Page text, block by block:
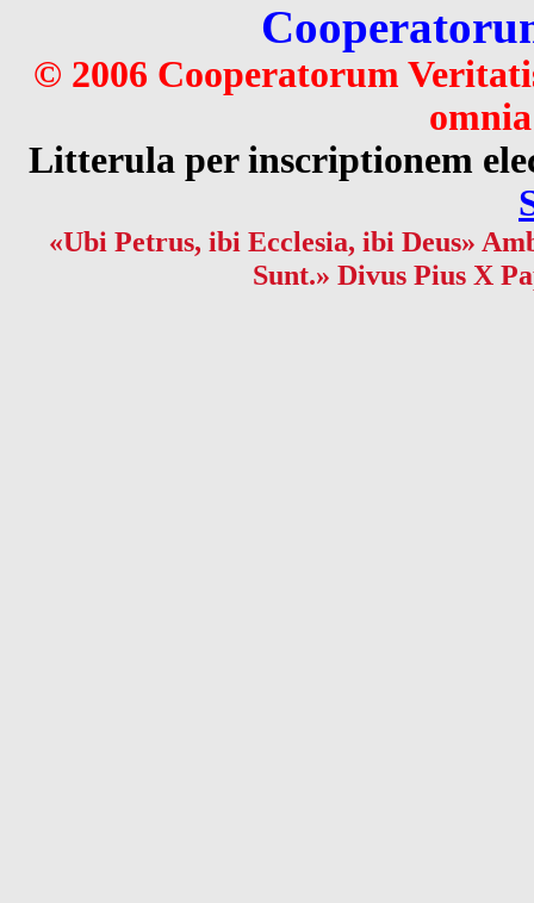
© 2006 Cooperatorum
Litterula per inscriptionem
«Ubi Petrus, ibi Ecclesia, ibi Deus»
Sunt.» Divus Pius X